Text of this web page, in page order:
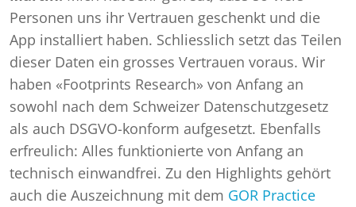
Personen uns ihr Vertrauen geschenkt und die
App installiert haben. Schliesslich setzt das Teilen
dieser Daten ein grosses Vertrauen voraus. Wir
haben «Footprints Research» von Anfang an
sowohl nach dem Schweizer Datenschutzgesetz
als auch DSGVO-konform aufgesetzt. Ebenfalls
erfreulich: Alles funktionierte von Anfang an
technisch einwandfrei. Zu den Highlights gehört
auch die Auszeichnung mit dem GOR Practice